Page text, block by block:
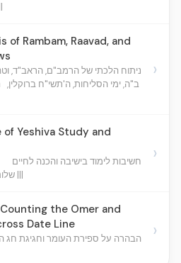
ב"ה, כ"ו
of Rambam, Raavad, and
ניתוח הלכתי של הרמב"ם, הראב"ד,
ב"ה, ימי הסליחות, ה'תשי"ח ברוקלין,
›
Yeshiva Study and
חשיבות לימוד בישיבה והכנה לחיים
שלום וברכה! [שלהי אלול, תשי"ח?] |||
›
the Omer and
Date Line
הבהרה על ספירת העומר וחגיגת חג
›